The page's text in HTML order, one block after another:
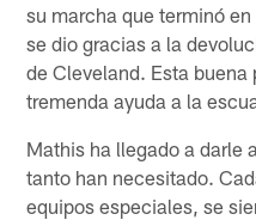
su marcha que terminó
se dio gracias a la
de Cleveland. Esta
tremenda ayuda a la
Mathis ha llegado a darle
tanto han necesitado.
equipos especiales, se